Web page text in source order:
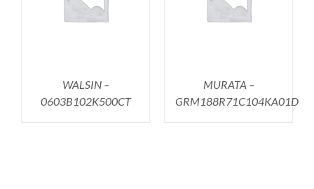
WALSIN –
0603B102K500CT
DÉTAILS
MURATA –
GRM188R71C104KA01D